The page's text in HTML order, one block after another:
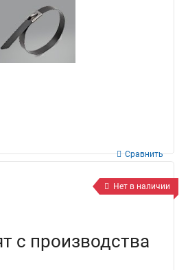
Сравнить
Нет в наличии
с производства